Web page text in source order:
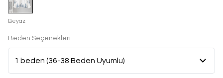
Beyaz
Beden Seçenekleri
Bu ürün son 7 günde7 kezsatın alındı